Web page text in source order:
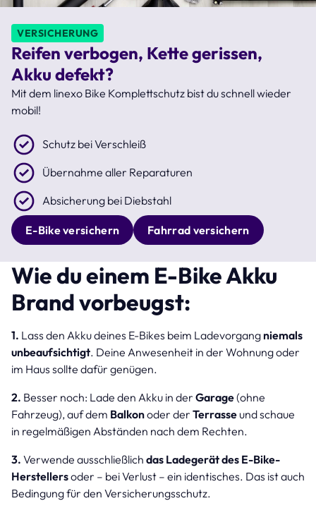
VERSICHERUNG
Reifen verbogen, Kette gerissen,
Akku defekt?
Mit dem linexo Bike Komplettschutz bist du schnell wieder
mobil!
Schutz bei Verschleiß
Übernahme aller Reparaturen
Absicherung bei Diebstahl
E-Bike versichern Fahrrad versichern
Wie du einem E-Bike Akku
Brand vorbeugst:
1. Lass den Akku deines E-Bikes beim Ladevorgang niemals
unbeaufsichtigt. Deine Anwesenheit in der Wohnung oder
im Haus sollte dafür genügen.
2. Besser noch: Lade den Akku in der Garage(ohne
Fahrzeug), auf dem Balkonoder der Terrasse und schaue
in regelmäßigen Abständen nach dem Rechten.
3. Verwende ausschließlich das Ladegerät des E-Bike-
Herstellersoder – bei Verlust – ein identisches. Das ist auch
Bedingung für den Versicherungsschutz.